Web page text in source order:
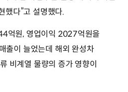
했다”고 설명했다.
억원, 영업이익 2027억원을
출이 늘었는데 해외 완성차
비계열 물량의 증가 영향이